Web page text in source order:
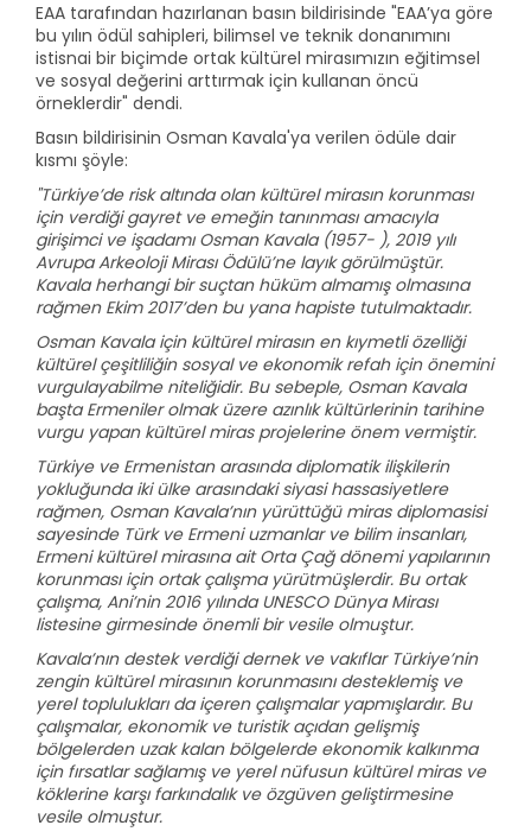
EAA tarafından hazırlanan basın bildirisinde "EAA’ya göre
bu yılın ödül sahipleri, bilimsel ve teknik donanımını
istisnai bir biçimde ortak kültürel mirasımızın eğitimsel
ve sosyal değerini arttırmak için kullanan öncü
örneklerdir" dendi.
Basın bildirisinin Osman Kavala'ya verilen ödüle dair
kısmı şöyle:
"Türkiye’de risk altında olan kültürel mirasın korunması
için verdiği gayret ve emeğin tanınması amacıyla
girişimci ve işadamı Osman Kavala (1957- ), 2019 yılı
Avrupa Arkeoloji Mirası Ödülü’ne layık görülmüştür.
Kavala herhangi bir suçtan hüküm almamış olmasına
rağmen Ekim 2017’den bu yana hapiste tutulmaktadır.
Osman Kavala için kültürel mirasın en kıymetli özelliği
kültürel çeşitliliğin sosyal ve ekonomik refah için önemini
vurgulayabilme niteliğidir. Bu sebeple, Osman Kavala
başta Ermeniler olmak üzere azınlık kültürlerinin tarihine
vurgu yapan kültürel miras projelerine önem vermiştir.
Türkiye ve Ermenistan arasında diplomatik ilişkilerin
yokluğunda iki ülke arasındaki siyasi hassasiyetlere
rağmen, Osman Kavala’nın yürüttüğü miras diplomasisi
sayesinde Türk ve Ermeni uzmanlar ve bilim insanları,
Ermeni kültürel mirasına ait Orta Çağ dönemi yapılarının
korunması için ortak çalışma yürütmüşlerdir. Bu ortak
çalışma, Ani’nin 2016 yılında UNESCO Dünya Mirası
listesine girmesinde önemli bir vesile olmuştur.
Kavala’nın destek verdiği dernek ve vakıflar Türkiye’nin
zengin kültürel mirasının korunmasını desteklemiş ve
yerel toplulukları da içeren çalışmalar yapmışlardır. Bu
çalışmalar, ekonomik ve turistik açıdan gelişmiş
bölgelerden uzak kalan bölgelerde ekonomik kalkınma
için fırsatlar sağlamış ve yerel nüfusun kültürel miras ve
köklerine karşı farkındalık ve özgüven geliştirmesine
vesile olmuştur.